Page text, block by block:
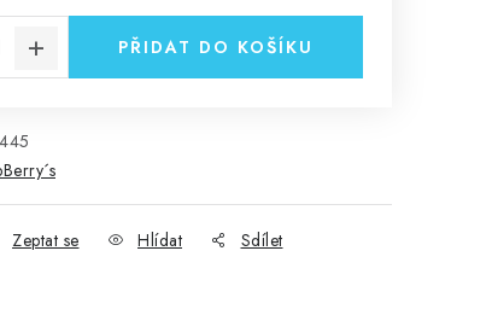
PŘIDAT DO KOŠÍKU
Zeptat se Hlídat Sdílet